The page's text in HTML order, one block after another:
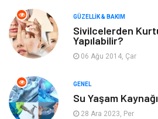
Makine
Giyim
Yeme & İçme
Keyif & Hobi
GÜZELLIK & BAKIM
Sivilcelerden
Yapılabilir?
06 Ağu 2014, Çar
GENEL
Su Yaşam Kaynağı
28 Ara 2023, Per